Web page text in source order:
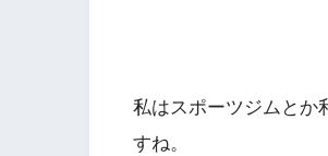
私はスポーツジムとか
すね。